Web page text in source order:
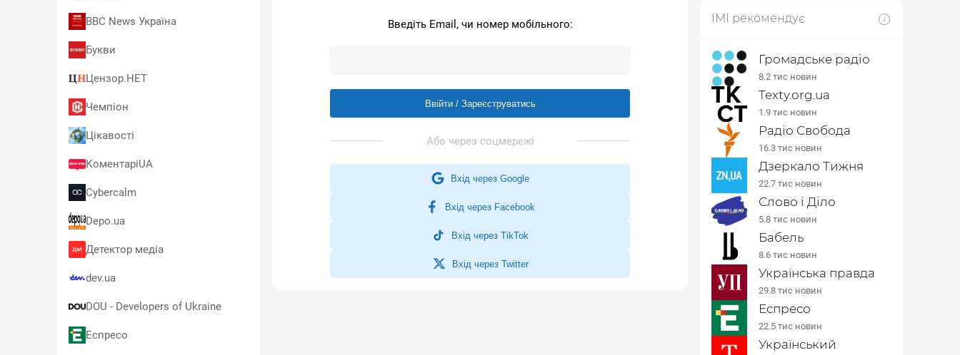
BBC News Україна
Букви
Цензор.НЕТ
Чемпіон
Цікавості
КоментаріUA
Cybercalm
Depo.ua
Детектор медіа
dev.ua
DOU - Developers of Ukraine
Еспресо
Введіть Email, чи номер мобільного:
Ввійти / Зареєструватись
Вхід через Google
Вхід через Facebook
Вхід через TikTok
Вхід через Twitter
ІМІ рекомендує
Громадське радіо
8.2 тис новин
Texty.org.ua
1.9 тис новин
Радіо Свобода
16.3 тис новин
Дзеркало Тижня
22.7 тис новин
Слово і Діло
5.8 тис новин
Бабель
8.6 тис новин
Українська правда
29.8 тис новин
Еспресо
22.5 тис новин
Український